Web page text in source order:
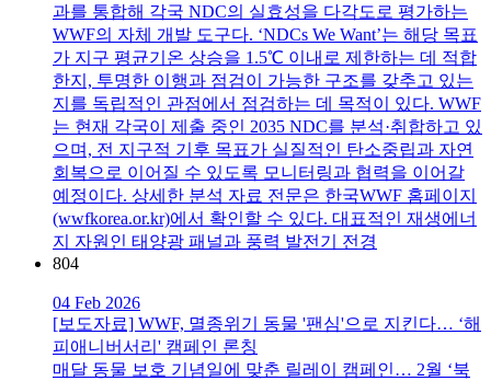
과를 통합해 각국 NDC의 실효성을 다각도로 평가하는
WWF의 자체 개발 도구다. ‘NDCs We Want’는 해당 목표
가 지구 평균기온 상승을 1.5℃ 이내로 제한하는 데 적합
한지, 투명한 이행과 점검이 가능한 구조를 갖추고 있는
지를 독립적인 관점에서 점검하는 데 목적이 있다. WWF
는 현재 각국이 제출 중인 2035 NDC를 분석·취합하고 있
으며, 전 지구적 기후 목표가 실질적인 탄소중립과 자연
회복으로 이어질 수 있도록 모니터링과 협력을 이어갈
예정이다. 상세한 분석 자료 전문은 한국WWF 홈페이지
(wwfkorea.or.kr)에서 확인할 수 있다. 대표적인 재생에너
지 자원인 태양광 패널과 풍력 발전기 전경
804
04 Feb 2026
[보도자료] WWF, 멸종위기 동물 '팬심'으로 지킨다… ‘해
피애니버서리' 캠페인 론칭
매달 동물 보호 기념일에 맞춘 릴레이 캠페인… 2월 ‘북